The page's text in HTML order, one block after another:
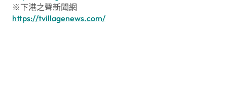
※下港之聲新聞網
https://tvillagenews.com/